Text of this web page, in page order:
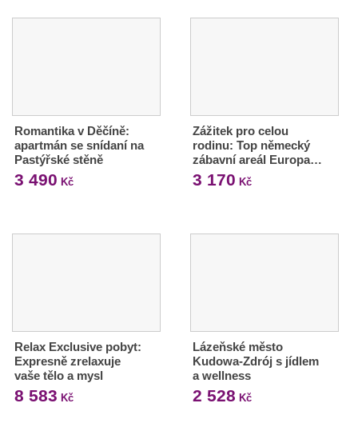
Romantika v Děčíně:
apartmán se snídaní na
Pastýřské stěně
3 490 Kč
Zážitek pro celou
rodinu: Top německý
zábavní areál Europa…
3 170 Kč
Relax Exclusive pobyt:
Expresně zrelaxuje
vaše tělo a mysl
8 583 Kč
Lázeňské město
Kudowa-Zdrój s jídlem
a wellness
2 528 Kč